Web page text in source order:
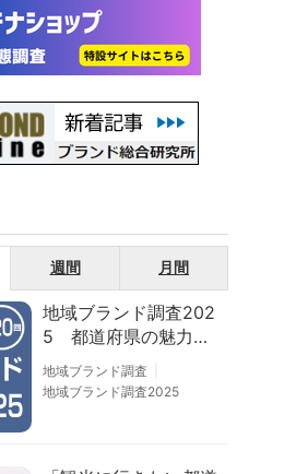
週間 月間
地域ブランド調査202
5 都道府県の魅力度
等調査結果
地域ブランド調査
地域ブランド調査2025